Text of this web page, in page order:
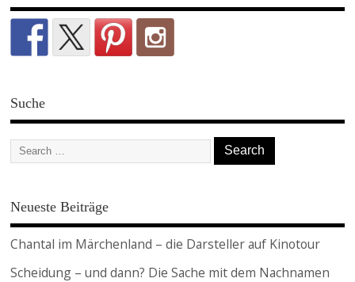
Suche
Neueste Beiträge
Chantal im Märchenland – die Darsteller auf Kinotour
Scheidung – und dann? Die Sache mit dem Nachnamen